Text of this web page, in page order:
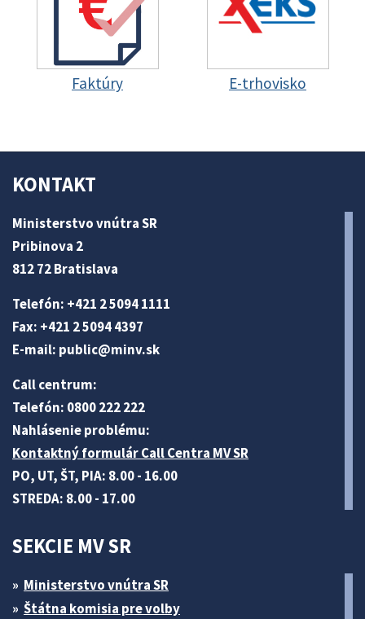
Faktúry E-trhovisko
KONTAKT
Ministerstvo vnútra SR
Pribinova 2
812 72 Bratislava
Telefón: +421 2 5094 1111
Fax: +421 2 5094 4397
E-mail: public@minv.sk
Call centrum:
Telefón: 0800 222 222
Nahlásenie problému:
Kontaktný formulár Call Centra MV SR
PO, UT, ŠT, PIA: 8.00 - 16.00
STREDA: 8.00 - 17.00
SEKCIE MV SR
Ministerstvo vnútra SR
Štátna komisia pre volby